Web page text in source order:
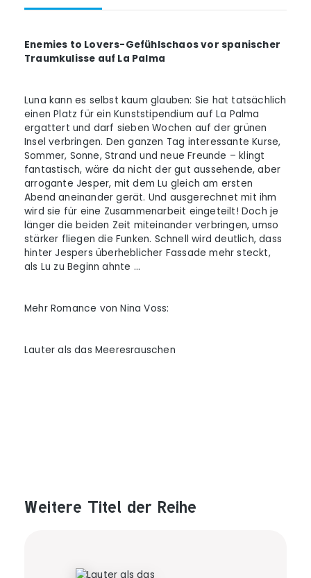
Enemies to Lovers-Gefühlschaos vor spanischer
Traumkulisse auf La Palma
Luna kann es selbst kaum glauben: Sie hat tatsächlich
einen Platz für ein Kunststipendium auf La Palma
ergattert und darf sieben Wochen auf der grünen
Insel verbringen. Den ganzen Tag interessante Kurse,
Sommer, Sonne, Strand und neue Freunde – klingt
fantastisch, wäre da nicht der gut aussehende, aber
arrogante Jesper, mit dem Lu gleich am ersten
Abend aneinander gerät. Und ausgerechnet mit ihm
wird sie für eine Zusammenarbeit eingeteilt! Doch je
länger die beiden Zeit miteinander verbringen, umso
stärker fliegen die Funken. Schnell wird deutlich, dass
hinter Jespers überheblicher Fassade mehr steckt,
als Lu zu Beginn ahnte …
Mehr Romance von Nina Voss:
Lauter als das Meeresrauschen
Produktgalerie überspringen
Weitere Titel der Reihe